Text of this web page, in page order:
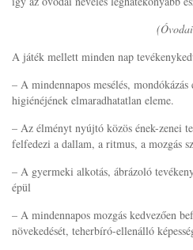
A játék mellett minden nap
– A mindennapos mesélés,
higiénéjének elmaradhatatlan eleme.
– Az élményt nyújtó közös ének-zenei
felfedezi a dallam, a ritmus, a mozgás
– A gyermeki alkotás, ábrázoló
épül
– A mindennapos mozgás kedvezően
növekedését, teherbíró-ellenálló